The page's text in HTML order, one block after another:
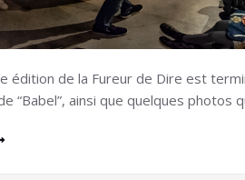
édition de la Fureur de Dire est
“Babel”, ainsi que quelques photos